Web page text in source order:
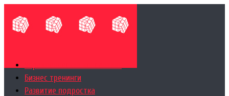
Бизнес тренинги
Развитие подростка